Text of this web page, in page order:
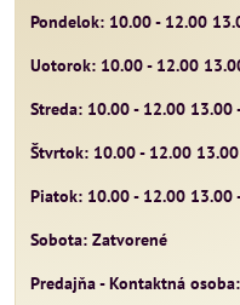
Pondelok: 10.00 - 12.00
Uotorok: 10.00 - 12.00
Streda: 10.00 - 12.00 13.00
Štvrtok: 10.00 - 12.00
Piatok: 10.00 - 12.00 13.00
Sobota: Zatvorené
Predajňa - Kontaktná